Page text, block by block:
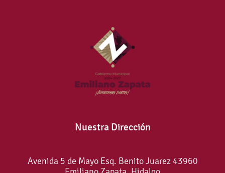
Nuestra Dirección
Avenida 5 de Mayo Esq. Benito Juarez 43960